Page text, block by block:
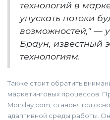
технологий в
упускать потоки
возможностей," —
Браун, известный
технологиям.
Также стоит обратить
маркетинговых процессов.
Monday.com, становятся
адаптивной среды работы.